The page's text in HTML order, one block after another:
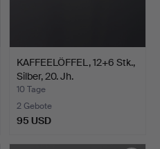
KAFFEELÖFFEL, 12+6 Stk.,
Silber, 20. Jh.
10 Tage
2 Gebote
95 USD